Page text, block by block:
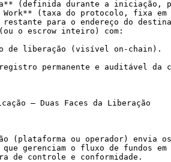
para o endereço do
o escrow inteiro) com:
permanente e auditável da
— Duas Faces da Liberação
(plataforma ou operador) envia
gerenciam o fluxo de fundos em
de controle e conformidade.